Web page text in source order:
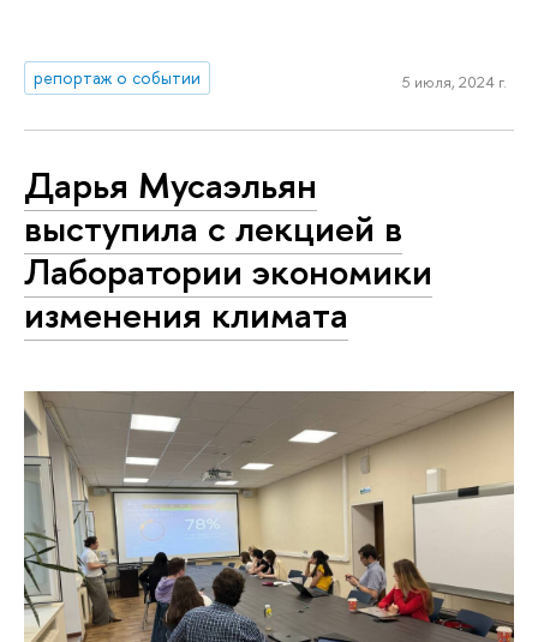
репортаж о событии 5 июля, 2024 г.
Дарья Мусаэльян
выступила с лекцией в
Лаборатории экономики
изменения климата